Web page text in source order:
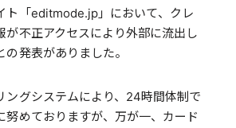
ト「editmode.jp」において、クレ
が不正アクセスにより外部に流出し
発表がありました。
ングシステムにより、24時間体制で
努めておりますが、万が一、カード